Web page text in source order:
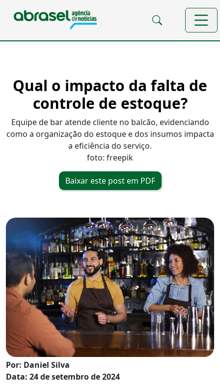
Qual o impacto da falta de
controle de estoque?
Equipe de bar atende cliente no balcão, evidenciando
como a organização do estoque e dos insumos impacta
a eficiência do serviço.
foto: freepik
Baixar este post em PDF
Por: Daniel Silva
Data: 24 de setembro de 2024